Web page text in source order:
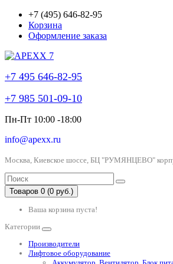
+7 (495) 646-82-95
Корзина
Оформление заказа
+7 495 646-82-95
+7 985 501-09-10
Пн-Пт 10:00 -18:00
info@apexx.ru
Москва, Киевское шоссе, БЦ "РУМЯНЦЕВО"
Товаров 0 (0 руб.)
Ваша корзина пуста!
Категории
Производители
Лифтовое оборудование